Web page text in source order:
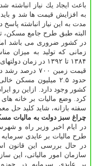
باعث ایجاد یك نیاز
به افزایش قیمت ها شد و
مدت به این نیاز انباشته پاسخ
البته طبق طرح جامع مسكن،
در كشور ضروری می باشد
زمانی كه تولید به میزان
قیمت زمین
كشور وجود دارد. ازاین رو
كرد. وضع مالیات بر خانه
سفته بازانه، شاید كلید حل
چراغ سبز دولت به مالیات
در ایام اخیر وزیر راه و
طرح مالیات بر عایدی سرمایه
در حال بررسی این قانون
سازمان امور مالیاتی، این
بر عایدی سرمایه در